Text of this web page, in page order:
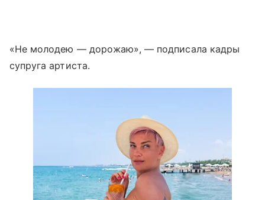
«Не молодею — дорожаю», — подписала кадры
супруга артиста.